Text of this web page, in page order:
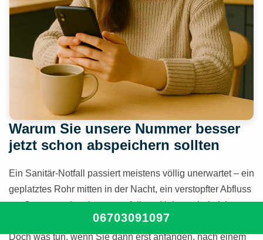
Warum Sie unsere Nummer besser
jetzt schon abspeichern sollten
Ein Sanitär-Notfall passiert meistens völlig unerwartet – ein
geplatztes Rohr mitten in der Nacht, ein verstopfter Abfluss
am Sonntag oder eine ausgefallene Heizung bei eisigen
Temperaturen. In solchen Momenten zählt jede Minute.
Doch was tun, wenn Sie dann erst anfangen, nach einem
06703091097